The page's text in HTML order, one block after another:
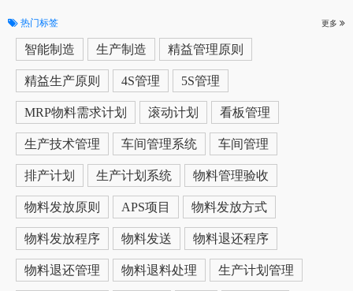
热门标签 更多
智能制造 生产制造 精益管理原则
精益生产原则 4S管理 5S管理
MRP物料需求计划 滚动计划 看板管理
生产技术管理 车间管理系统 车间管理
排产计划 生产计划系统 物料管理验收
物料发放原则 APS项目 物料发放方式
物料发放程序 物料发送 物料退还程序
物料退还管理 物料退料处理 生产计划管理